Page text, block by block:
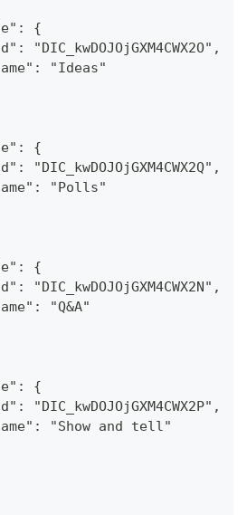
{
"DIC_kwDOJOjGXM4CWX2O",
"Ideas"
{
"DIC_kwDOJOjGXM4CWX2Q",
"Polls"
{
"DIC_kwDOJOjGXM4CWX2N",
"Q&A"
{
"DIC_kwDOJOjGXM4CWX2P",
"Show and tell"